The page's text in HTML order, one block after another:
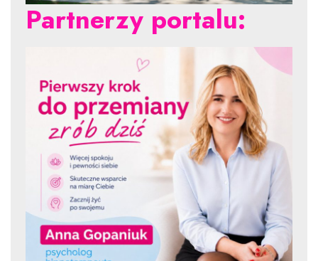
Partnerzy portalu: